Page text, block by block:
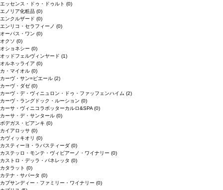
エッセンス・ドゥ・ドゥルト (0)
エノリア化粧品 (0)
エンクルザード (0)
エンリコ・セラフィーノ (0)
オーパス・ワン (0)
オクソ (0)
オショネシー (0)
オッドフェルヴィンヤード (1)
オルネッライア (0)
カ・マイオル (0)
カーヴ・サン=ピエール (2)
カーヴ・ダゼ (0)
カーヴ・デ・ヴィニュロン・ドゥ・ファッフェンハイム (2)
カーヴ・ラングドック・ルーション (0)
カーサ・ヴィニコラボッターカルロ&SPA (0)
カーサ・デ・サンタール (0)
ボデガス・ビアンキ (0)
カイアロッサ (0)
カヴィッキオリ (0)
カスティーヨ・ラバスティーダ (0)
カステッロ・モンテ・ヴィビアーノ・ワイナリー (0)
カストロ・デッラ・パネレッタ (0)
カタラット (0)
カテナ・サパータ (0)
カプサンディー・ファミリー・ワイナリー (0)